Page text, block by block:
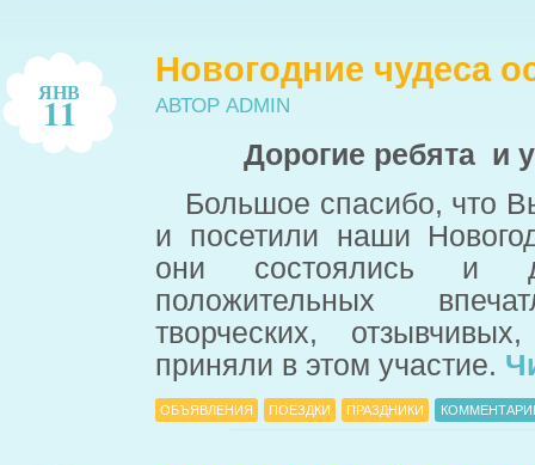
ЯНВ
11
Новогодние чудеса
АВТОР ADMIN
Дорогие ребята и
Большое спасибо, что
и посетили наши
они состоялись и
положительных
творческих,
приняли в этом участие.
ОБЪЯВЛЕНИЯ ПОЕЗДКИ ПРАЗДНИКИ